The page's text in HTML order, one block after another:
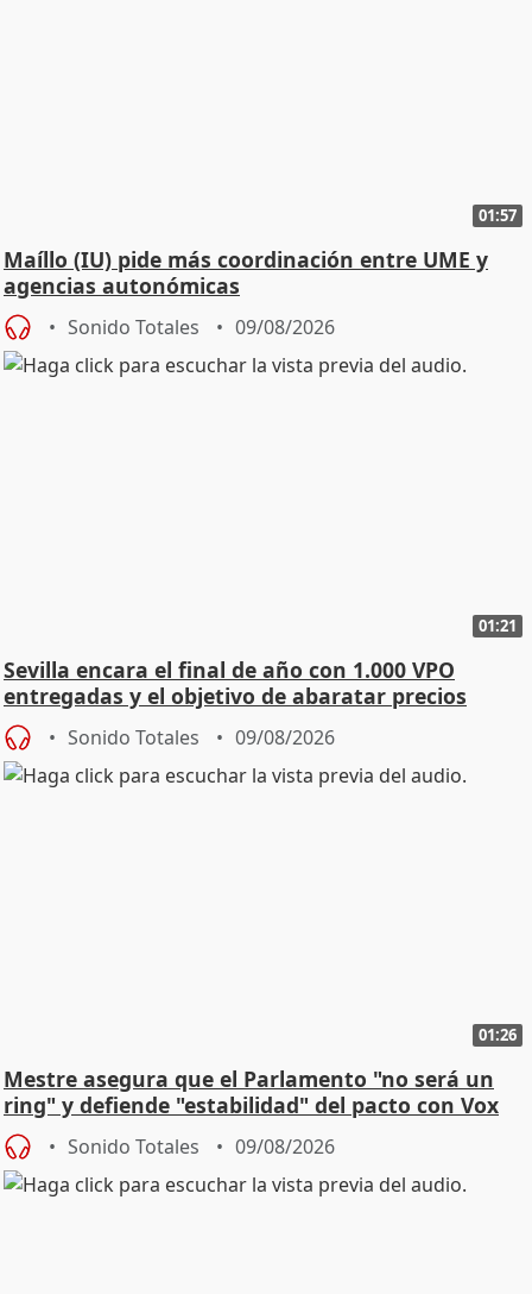
01:57
Maíllo (IU) pide más coordinación entre UME y
agencias autonómicas
Sonido Totales 09/08/2026
01:21
Sevilla encara el final de año con 1.000 VPO
entregadas y el objetivo de abaratar precios
Sonido Totales 09/08/2026
01:26
Mestre asegura que el Parlamento "no será un
ring" y defiende "estabilidad" del pacto con Vox
Sonido Totales 09/08/2026